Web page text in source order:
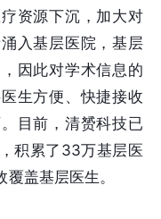
资源下沉，加大对
入基层医院，基层
因此对学术信息的
生方便、快捷接收
目前，清赟科技已
积累了33万基层医
盖基层医生。